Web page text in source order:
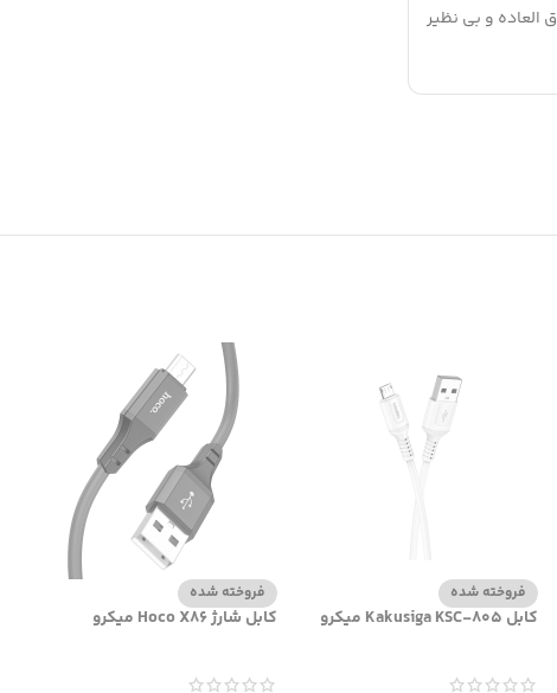
و بی نظیر
فروخته شده
کابل Kakusiga KSC-805 میکرو
فروخته شده
کابل شارژ Hoco X86 میکرو